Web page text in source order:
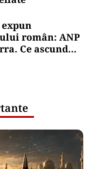
de luni. Ce
în 2025
acționar la
american